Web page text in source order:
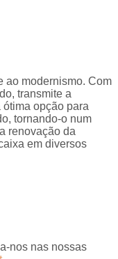
ao modernismo. Com
transmite a
opção para
tornando-o num
renovação da
em diversos
nos nas nossas